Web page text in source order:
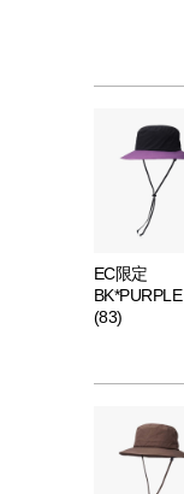
EC限定
BK*PURPLE
(83)